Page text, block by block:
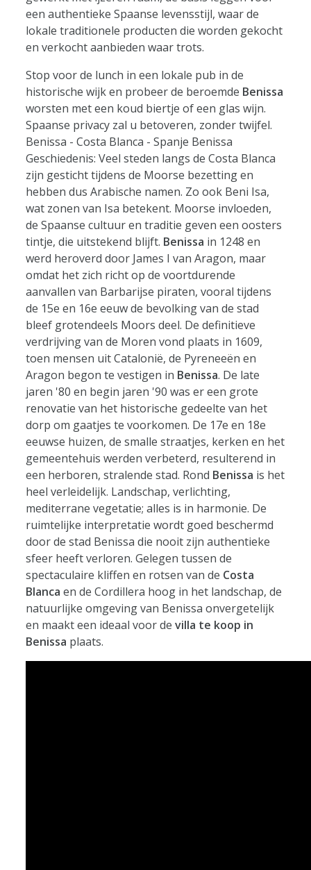
een authentieke Spaanse levensstijl, waar de
lokale traditionele producten die worden gekocht
en verkocht aanbieden waar trots.
Stop voor de lunch in een lokale pub in de
historische wijk en probeer de beroemde Benissa
worsten met een koud biertje of een glas wijn.
Spaanse privacy zal u betoveren, zonder twijfel.
Benissa - Costa Blanca - Spanje Benissa
Geschiedenis: Veel steden langs de Costa Blanca
zijn gesticht tijdens de Moorse bezetting en
hebben dus Arabische namen. Zo ook Beni Isa,
wat zonen van Isa betekent. Moorse invloeden,
de Spaanse cultuur en traditie geven een oosters
tintje, die uitstekend blijft. Benissa in 1248 en
werd heroverd door James I van Aragon, maar
omdat het zich richt op de voortdurende
aanvallen van Barbarijse piraten, vooral tijdens
de 15e en 16e eeuw de bevolking van de stad
bleef grotendeels Moors deel. De definitieve
verdrijving van de Moren vond plaats in 1609,
toen mensen uit Catalonië, de Pyreneeën en
Aragon begon te vestigen in Benissa. De late
jaren '80 en begin jaren '90 was er een grote
renovatie van het historische gedeelte van het
dorp om gaatjes te voorkomen. De 17e en 18e
eeuwse huizen, de smalle straatjes, kerken en het
gemeentehuis werden verbeterd, resulterend in
een herboren, stralende stad. Rond Benissa is het
heel verleidelijk. Landschap, verlichting,
mediterrane vegetatie; alles is in harmonie. De
ruimtelijke interpretatie wordt goed beschermd
door de stad Benissa die nooit zijn authentieke
sfeer heeft verloren. Gelegen tussen de
spectaculaire kliffen en rotsen van de Costa
Blanca en de Cordillera hoog in het landschap, de
natuurlijke omgeving van Benissa onvergetelijk
en maakt een ideaal voor devilla te koop in
Benissa plaats.